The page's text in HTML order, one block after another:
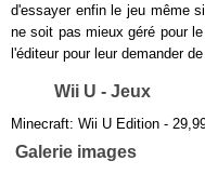
d'essayer enfin le jeu même
ne soit pas mieux géré pour
l'éditeur pour leur demander
Wii U - Jeux
Minecraft: Wii U Edition -
Galerie images